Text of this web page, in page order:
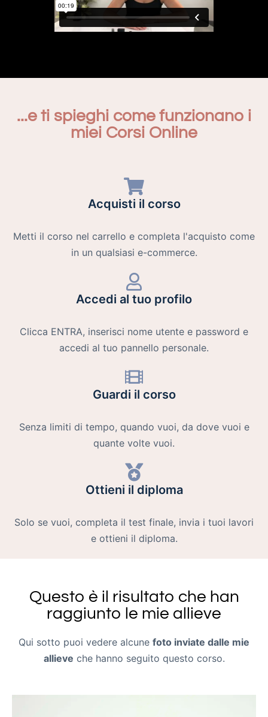
...e ti spieghi come funzionano i
miei Corsi Online
Acquisti il corso
Metti il corso nel carrello e completa l'acquisto come
in un qualsiasi e-commerce.
Accedi al tuo profilo
Clicca ENTRA, inserisci nome utente e password e
accedi al tuo pannello personale.
Guardi il corso
Senza limiti di tempo, quando vuoi, da dove vuoi e
quante volte vuoi.
Ottieni il diploma
Solo se vuoi, completa il test finale, invia i tuoi lavori
e ottieni il diploma.
Questo è il risultato che han
raggiunto le mie allieve
Qui sotto puoi vedere alcune foto inviate dalle mie
allieve che hanno seguito questo corso.